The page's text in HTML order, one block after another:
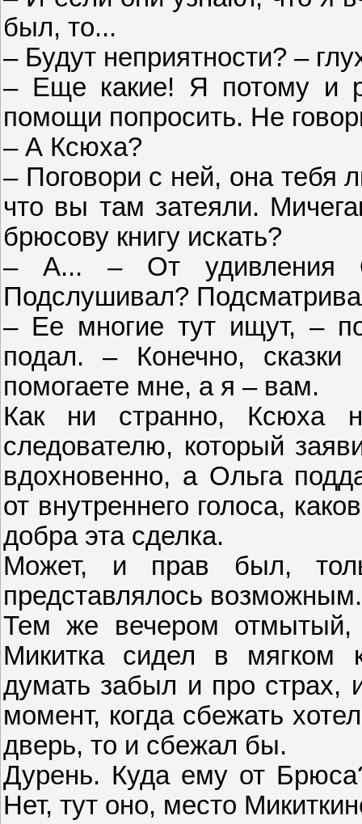
был, то...
– Будут неприятности? –
– Еще какие! Я потому и
помощи попросить. Не
– А Ксюха?
– Поговори с ней, она
что вы там затеяли.
брюсову книгу искать?
– А... – От удивления
Подслушивал?
– Ее многие тут ищут, –
подал. – Конечно,
помогаете мне, а я – вам.
Как ни странно, Ксюха
следователю, который
вдохновенно, а Ольга
от внутреннего голоса,
добра эта сделка.
Может, и прав был,
представлялось возможным.
Тем же вечером отмытый,
Микитка сидел в мягком
думать забыл и про страх,
момент, когда сбежать
дверь, то и сбежал бы.
Дурень. Куда ему от
Нет, тут оно, место